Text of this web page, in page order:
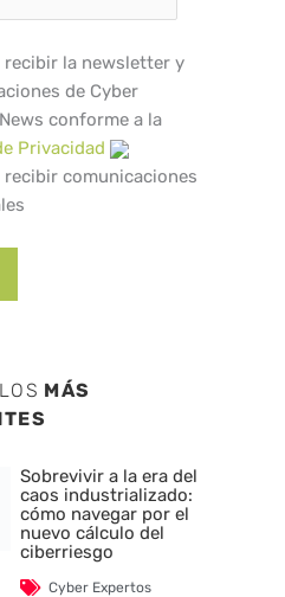
recibir la newsletter y
de Cyber
conforme a la
Privacidad
recibir comunicaciones
MÁS
Sobrevivir a la era del
caos industrializado:
cómo navegar por el
nuevo cálculo del
ciberriesgo
Cyber Expertos